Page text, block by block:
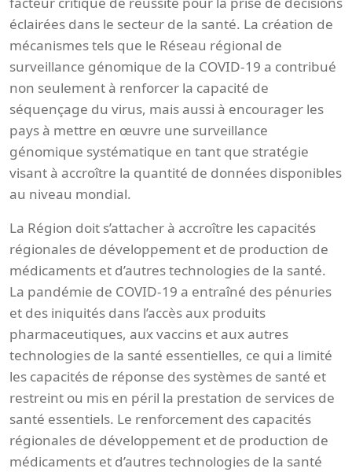
éclairées dans le secteur de la santé. La création de
mécanismes tels que le Réseau régional de
surveillance génomique de la COVID-19 a contribué
non seulement à renforcer la capacité de
séquençage du virus, mais aussi à encourager les
pays à mettre en œuvre une surveillance
génomique systématique en tant que stratégie
visant à accroître la quantité de données disponibles
au niveau mondial.
La Région doit s’attacher à accroître les capacités
régionales de développement et de production de
médicaments et d’autres technologies de la santé.
La pandémie de COVID-19 a entraîné des pénuries
et des iniquités dans l’accès aux produits
pharmaceutiques, aux vaccins et aux autres
technologies de la santé essentielles, ce qui a limité
les capacités de réponse des systèmes de santé et
restreint ou mis en péril la prestation de services de
santé essentiels. Le renforcement des capacités
régionales de développement et de production de
médicaments et d’autres technologies de la santé